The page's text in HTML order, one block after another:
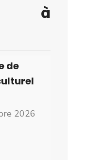
à
de
2026